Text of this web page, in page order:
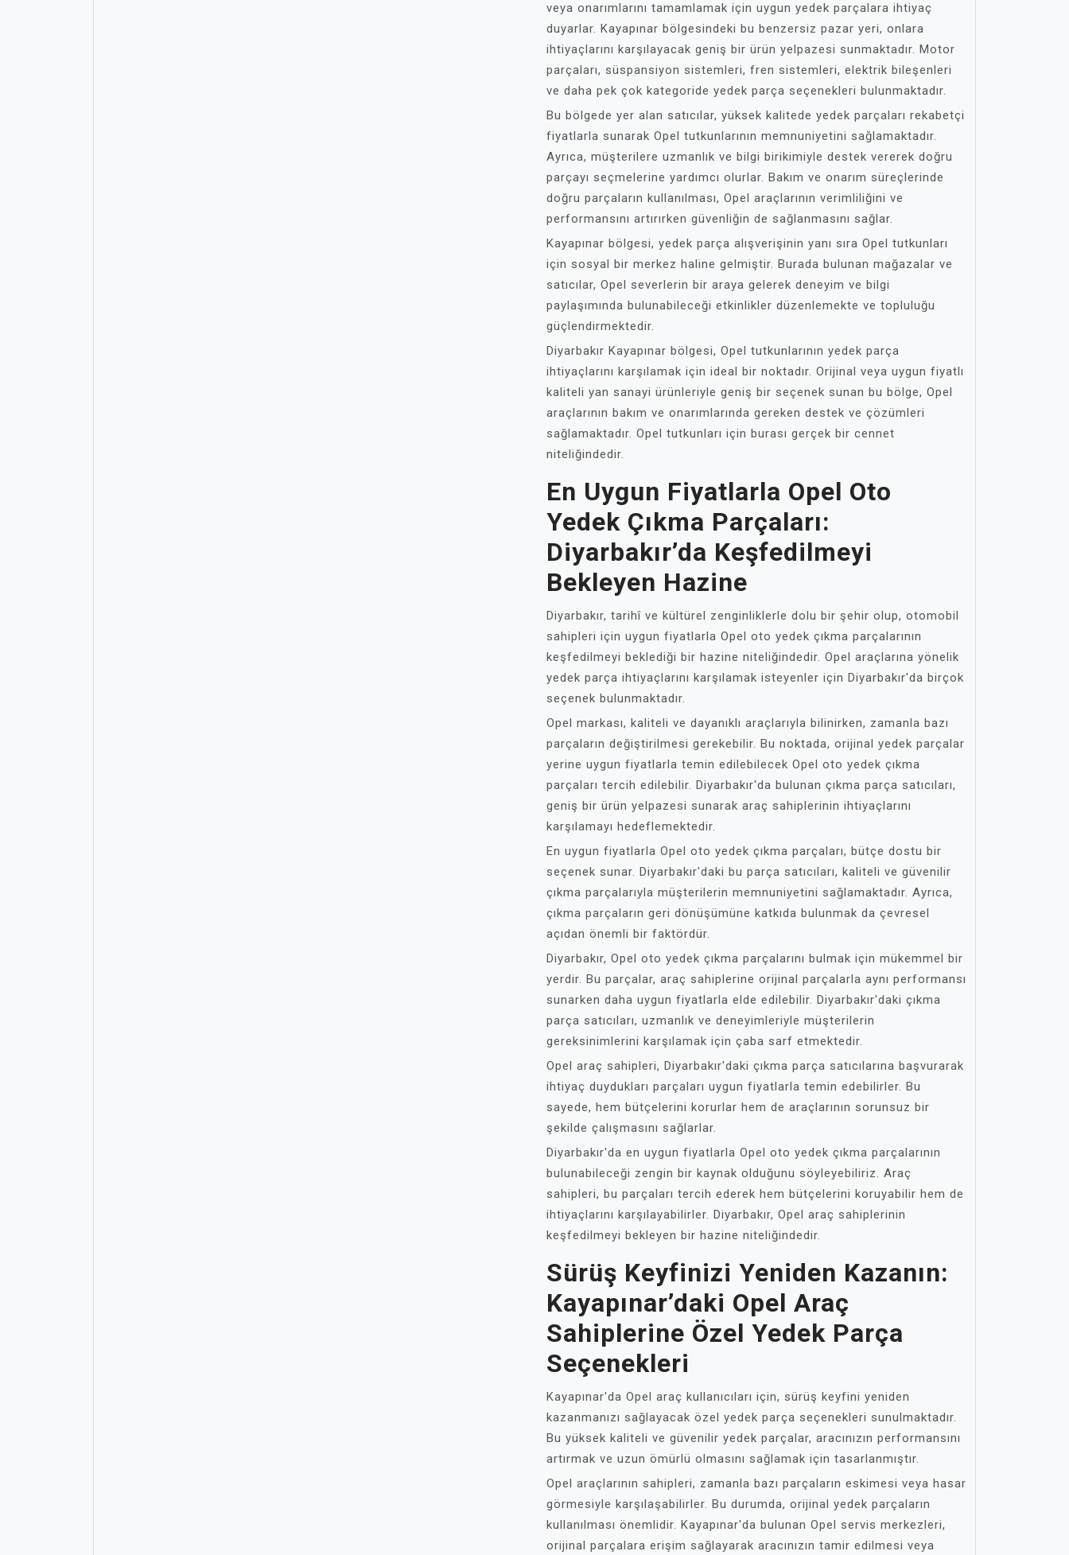
veya onarımlarını tamamlamak için uygun yedek parçalara ihtiyaç
duyarlar. Kayapınar bölgesindeki bu benzersiz pazar yeri, onlara
ihtiyaçlarını karşılayacak geniş bir ürün yelpazesi sunmaktadır. Motor
parçaları, süspansiyon sistemleri, fren sistemleri, elektrik bileşenleri
ve daha pek çok kategoride yedek parça seçenekleri bulunmaktadır.
Bu bölgede yer alan satıcılar, yüksek kalitede yedek parçaları rekabetçi
fiyatlarla sunarak Opel tutkunlarının memnuniyetini sağlamaktadır.
Ayrıca, müşterilere uzmanlık ve bilgi birikimiyle destek vererek doğru
parçayı seçmelerine yardımcı olurlar. Bakım ve onarım süreçlerinde
doğru parçaların kullanılması, Opel araçlarının verimliliğini ve
performansını artırırken güvenliğin de sağlanmasını sağlar.
Kayapınar bölgesi, yedek parça alışverişinin yanı sıra Opel tutkunları
için sosyal bir merkez haline gelmiştir. Burada bulunan mağazalar ve
satıcılar, Opel severlerin bir araya gelerek deneyim ve bilgi
paylaşımında bulunabileceği etkinlikler düzenlemekte ve topluluğu
güçlendirmektedir.
Diyarbakır Kayapınar bölgesi, Opel tutkunlarının yedek parça
ihtiyaçlarını karşılamak için ideal bir noktadır. Orijinal veya uygun fiyatlı
kaliteli yan sanayi ürünleriyle geniş bir seçenek sunan bu bölge, Opel
araçlarının bakım ve onarımlarında gereken destek ve çözümleri
sağlamaktadır. Opel tutkunları için burası gerçek bir cennet
niteliğindedir.
En Uygun Fiyatlarla Opel Oto
Yedek Çıkma Parçaları:
Diyarbakır’da Keşfedilmeyi
Bekleyen Hazine
Diyarbakır, tarihî ve kültürel zenginliklerle dolu bir şehir olup, otomobil
sahipleri için uygun fiyatlarla Opel oto yedek çıkma parçalarının
keşfedilmeyi beklediği bir hazine niteliğindedir. Opel araçlarına yönelik
yedek parça ihtiyaçlarını karşılamak isteyenler için Diyarbakır'da birçok
seçenek bulunmaktadır.
Opel markası, kaliteli ve dayanıklı araçlarıyla bilinirken, zamanla bazı
parçaların değiştirilmesi gerekebilir. Bu noktada, orijinal yedek parçalar
yerine uygun fiyatlarla temin edilebilecek Opel oto yedek çıkma
parçaları tercih edilebilir. Diyarbakır'da bulunan çıkma parça satıcıları,
geniş bir ürün yelpazesi sunarak araç sahiplerinin ihtiyaçlarını
karşılamayı hedeflemektedir.
En uygun fiyatlarla Opel oto yedek çıkma parçaları, bütçe dostu bir
seçenek sunar. Diyarbakır'daki bu parça satıcıları, kaliteli ve güvenilir
çıkma parçalarıyla müşterilerin memnuniyetini sağlamaktadır. Ayrıca,
çıkma parçaların geri dönüşümüne katkıda bulunmak da çevresel
açıdan önemli bir faktördür.
Diyarbakır, Opel oto yedek çıkma parçalarını bulmak için mükemmel bir
yerdir. Bu parçalar, araç sahiplerine orijinal parçalarla aynı performansı
sunarken daha uygun fiyatlarla elde edilebilir. Diyarbakır'daki çıkma
parça satıcıları, uzmanlık ve deneyimleriyle müşterilerin
gereksinimlerini karşılamak için çaba sarf etmektedir.
Opel araç sahipleri, Diyarbakır'daki çıkma parça satıcılarına başvurarak
ihtiyaç duydukları parçaları uygun fiyatlarla temin edebilirler. Bu
sayede, hem bütçelerini korurlar hem de araçlarının sorunsuz bir
şekilde çalışmasını sağlarlar.
Diyarbakır'da en uygun fiyatlarla Opel oto yedek çıkma parçalarının
bulunabileceği zengin bir kaynak olduğunu söyleyebiliriz. Araç
sahipleri, bu parçaları tercih ederek hem bütçelerini koruyabilir hem de
ihtiyaçlarını karşılayabilirler. Diyarbakır, Opel araç sahiplerinin
keşfedilmeyi bekleyen bir hazine niteliğindedir.
Sürüş Keyfinizi Yeniden Kazanın:
Kayapınar’daki Opel Araç
Sahiplerine Özel Yedek Parça
Seçenekleri
Kayapınar'da Opel araç kullanıcıları için, sürüş keyfini yeniden
kazanmanızı sağlayacak özel yedek parça seçenekleri sunulmaktadır.
Bu yüksek kaliteli ve güvenilir yedek parçalar, aracınızın performansını
artırmak ve uzun ömürlü olmasını sağlamak için tasarlanmıştır.
Opel araçlarının sahipleri, zamanla bazı parçaların eskimesi veya hasar
görmesiyle karşılaşabilirler. Bu durumda, orijinal yedek parçaların
kullanılması önemlidir. Kayapınar'da bulunan Opel servis merkezleri,
orijinal parçalara erişim sağlayarak aracınızın tamir edilmesi veya